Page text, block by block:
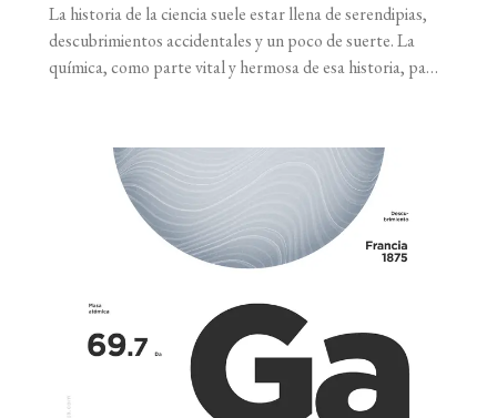
La historia de la ciencia suele estar llena de serendipias,
descubrimientos accidentales y un poco de suerte. La
química, como parte vital y hermosa de esa historia, pasó
luego se estudian sus propiedades y características. Lo